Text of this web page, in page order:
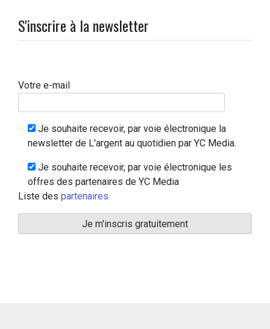
S'inscrire à la newsletter
Votre e-mail
Je souhaite recevoir, par voie électronique la
newsletter de L'argent au quotidien par YC Media.
Je souhaite recevoir, par voie électronique les
offres des partenaires de YC Media
Liste des partenaires